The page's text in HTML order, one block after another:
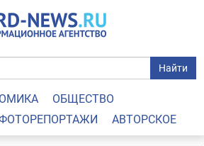
Найти
ОБЩЕСТВО
АВТОРСКОЕ